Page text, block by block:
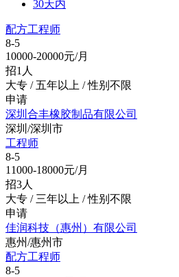
30天内
配方工程师
8-5
10000-20000元/月
招1人
大专 / 五年以上 / 性别不限
申请
深圳合丰橡胶制品有限公司
深圳/深圳市
工程师
8-5
11000-18000元/月
招3人
大专 / 三年以上 / 性别不限
申请
佳润科技（惠州）有限公司
惠州/惠州市
配方工程师
8-5